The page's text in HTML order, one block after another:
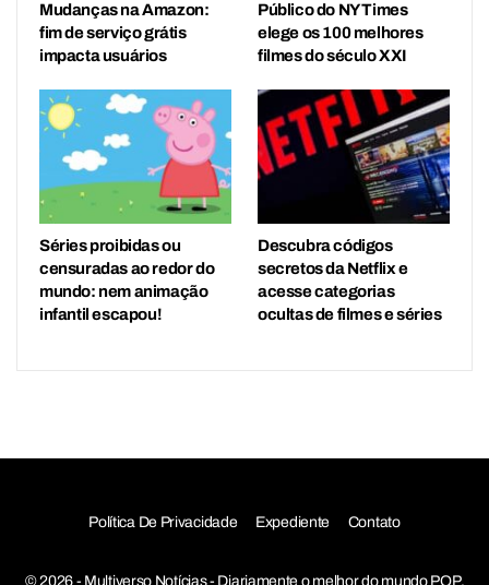
Mudanças na Amazon:
fim de serviço grátis
impacta usuários
Público do NY Times
elege os 100 melhores
filmes do século XXI
Séries proibidas ou
censuradas ao redor do
mundo: nem animação
infantil escapou!
Descubra códigos
secretos da Netflix e
acesse categorias
ocultas de filmes e séries
Política De Privacidade Expediente Contato
© 2026 - Multiverso Notícias - Diariamente o melhor do mundo POP,